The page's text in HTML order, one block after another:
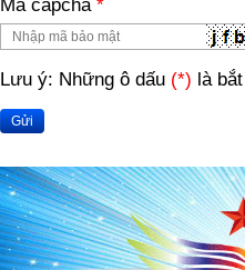
Mã capcha *
Lưu ý: Những ô dấu (*) là
Gửi